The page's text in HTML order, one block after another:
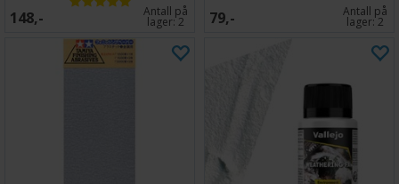
148,- Antall på
lager:2 79,- Antall på
lager:2